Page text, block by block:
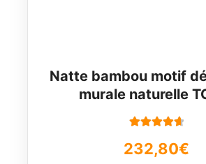
Natte bambou motif
murale naturelle
sur 5
232,80€